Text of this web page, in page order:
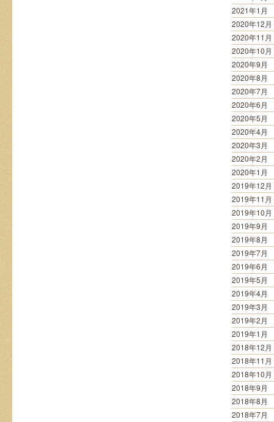
2021年1月
2020年12月
2020年11月
2020年10月
2020年9月
2020年8月
2020年7月
2020年6月
2020年5月
2020年4月
2020年3月
2020年2月
2020年1月
2019年12月
2019年11月
2019年10月
2019年9月
2019年8月
2019年7月
2019年6月
2019年5月
2019年4月
2019年3月
2019年2月
2019年1月
2018年12月
2018年11月
2018年10月
2018年9月
2018年8月
2018年7月